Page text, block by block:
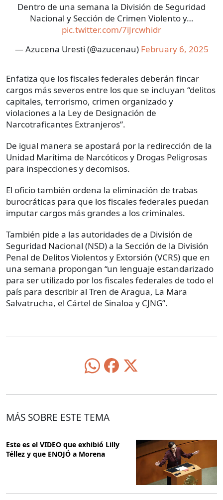
Dentro de una semana la División de Seguridad
Nacional y Sección de Crimen Violento y…
pic.twitter.com/7iJrcwhidr
— Azucena Uresti (@azucenau) February 6, 2025
Enfatiza que los fiscales federales deberán fincar
cargos más severos entre los que se incluyan “delitos
capitales, terrorismo, crimen organizado y
violaciones a la Ley de Designación de
Narcotraficantes Extranjeros”.
De igual manera se apostará por la redirección de la
Unidad Marítima de Narcóticos y Drogas Peligrosas
para inspecciones y decomisos.
El oficio también ordena la eliminación de trabas
burocráticas para que los fiscales federales puedan
imputar cargos más grandes a los criminales.
También pide a las autoridades de a División de
Seguridad Nacional (NSD) a la Sección de la División
Penal de Delitos Violentos y Extorsión (VCRS) que en
una semana propongan “un lenguaje estandarizado
para ser utilizado por los fiscales federales de todo el
país para describir al Tren de Aragua, La Mara
Salvatrucha, el Cártel de Sinaloa y CJNG”.
MÁS SOBRE ESTE TEMA
Este es el VIDEO que exhibió Lilly
Téllez y que ENOJÓ a Morena